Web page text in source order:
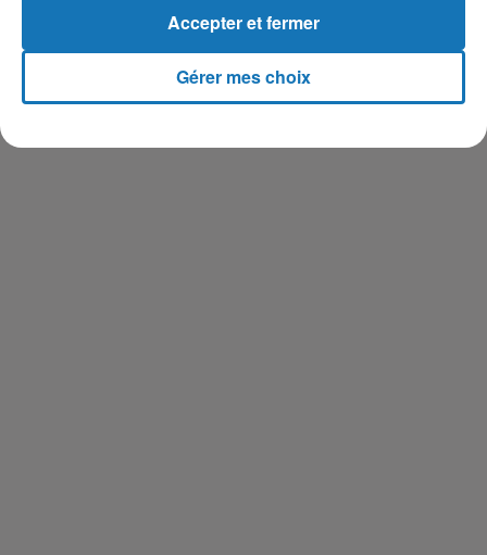
Gérer mes choix
Accepter et fermer